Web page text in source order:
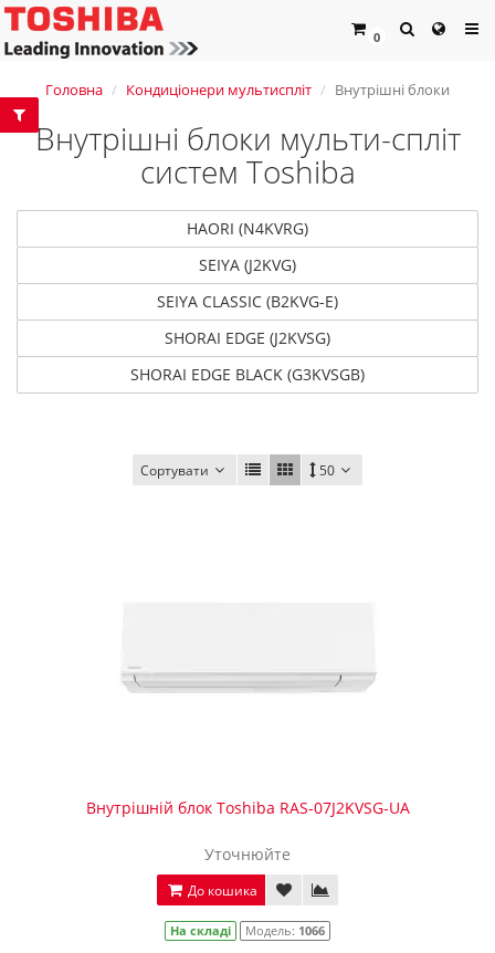
0
Головна Кондиціонери мультиспліт Внутрішні блоки
Внутрішні блоки мульти-спліт
систем Toshiba
HAORI (N4KVRG)
SEIYA (J2KVG)
SEIYA CLASSIC (B2KVG-E)
SHORAI EDGE (J2KVSG)
SHORAI EDGE BLACK (G3KVSGB)
Сортувати 50
Внутрішній блок Toshiba RAS-07J2KVSG-UA
Уточнюйте
До кошика
На складі Модель: 1066